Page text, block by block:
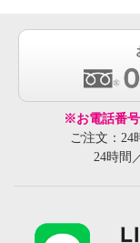
※お電話番号
ご注文：24
24時間